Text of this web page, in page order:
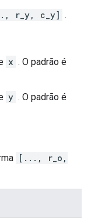
r_y, c_y] .
x . O padrão é
y . O padrão é
[..., r_o,